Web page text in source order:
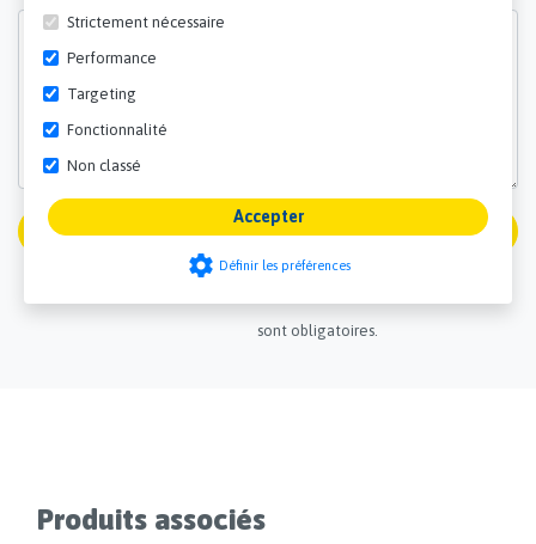
Soumettre
sont obligatoires.
Produits associés
Strictement nécessaire
Performance
Targeting
Fonctionnalité
Non classé
Accepter
settings Définir les préférences